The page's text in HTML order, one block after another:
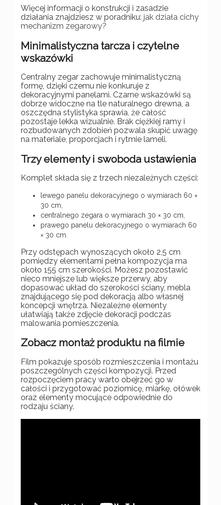
Więcej informacji o konstrukcji i zasadzie
działania znajdziesz w poradniku: jak działa cichy
mechanizm zegarowy?
Minimalistyczna tarcza i czytelne
wskazówki
Centralny zegar zachowuje minimalistyczną
formę, dzięki czemu nie konkuruje z
dekoracyjnymi panelami. Czarne wskazówki są
dobrze widoczne na tle naturalnego drewna, a
oszczędna stylistyka sprawia, że całość
pozostaje lekka wizualnie. Brak ciężkiej ramy i
rozbudowanych zdobień pozwala skupić uwagę
na materiale, proporcjach i rytmie lameli.
Trzy elementy i swoboda ustawienia
Komplet składa się z trzech niezależnych części:
lewego panelu dekoracyjnego o wymiarach 60 ×
30 cm,
centralnego zegara o wymiarach 30 × 30 cm,
prawego panelu dekoracyjnego o wymiarach 60
× 30 cm.
Przy odstępach wynoszących około 2,5 cm
pomiędzy elementami pełna kompozycja ma
około 155 cm szerokości. Możesz pozostawić
nieco mniejsze lub większe przerwy, aby
dopasować układ do szerokości ściany, mebla
znajdującego się pod dekoracją albo własnej
koncepcji wnętrza. Niezależne elementy
ułatwiają także zdjęcie dekoracji podczas
malowania pomieszczenia.
Zobacz montaż produktu na filmie
Film pokazuje sposób rozmieszczenia i montażu
poszczególnych części kompozycji. Przed
rozpoczęciem pracy warto obejrzeć go w
całości i przygotować poziomicę, miarkę, ołówek
oraz elementy mocujące odpowiednie do
rodzaju ściany.